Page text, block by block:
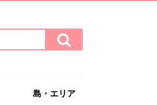
検
索
す
島・エリア